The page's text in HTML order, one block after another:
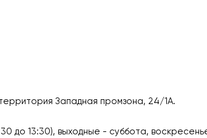
Западная промзона, 24/1А.
до 13:30), выходные - суббота,